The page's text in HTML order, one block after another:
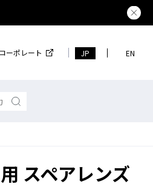
熊本県
コーポレート JP EN
スペアレンズ